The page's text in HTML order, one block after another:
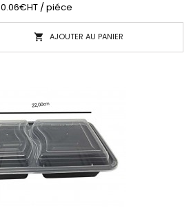
0.06€HT / piéce
 AJOUTER AU PANIER